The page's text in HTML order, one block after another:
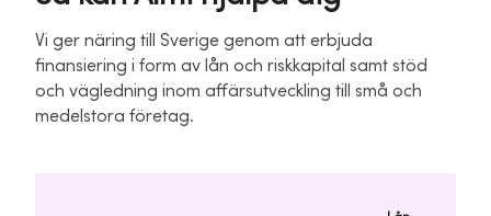
Vi ger näring till Sverige genom att erbjuda
finansiering i form av lån och riskkapital samt stöd
och vägledning inom affärsutveckling till små och
medelstora företag.